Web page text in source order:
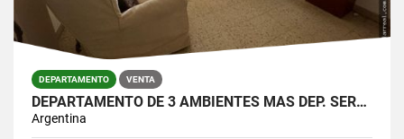
DEPARTAMENTO VENTA
DEPARTAMENTO DE 3 AMBIENTES MAS DEP. SERVICIO DE 78 M2 U$S 115.000
Argentina